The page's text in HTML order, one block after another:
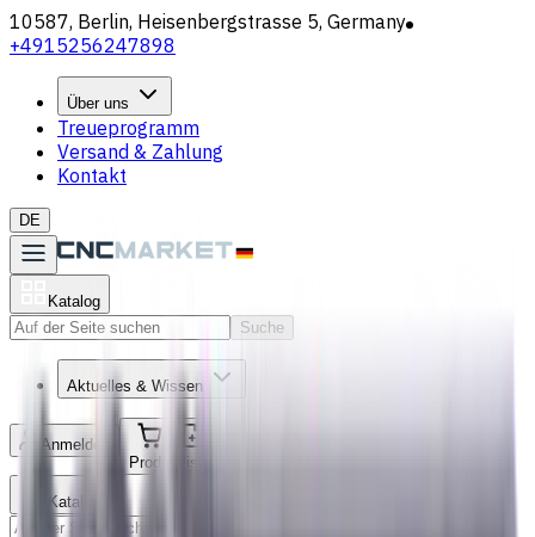
10587, Berlin, Heisenbergstrasse 5, Germany
+4915256247898
Über uns
Treueprogramm
Versand & Zahlung
Kontakt
DE
Katalog
Suche
Aktuelles & Wissen
Anmelden
Produktliste
Katalog